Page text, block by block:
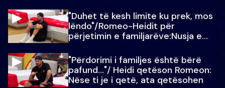
"Duhet të kesh limite ku prek, mos
lëndo"/Romeo-Heidit për
përjetimin e familjarëve:Nusja e
"Përdorimi i familjes është bërë
pafund…"/ Heidi qetëson Romeon:
Nëse ti je i qetë, ata qetësohen